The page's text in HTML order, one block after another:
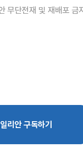
무단전재 및 재배포 금
리안 구독하기